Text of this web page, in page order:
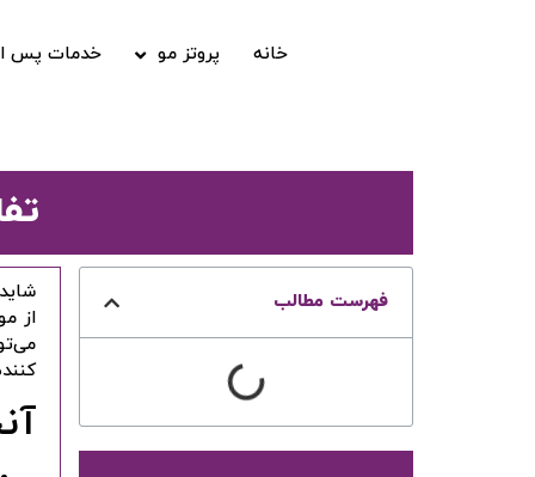
خانه پروتز مو خدمات پس
فهرست مطالب
از